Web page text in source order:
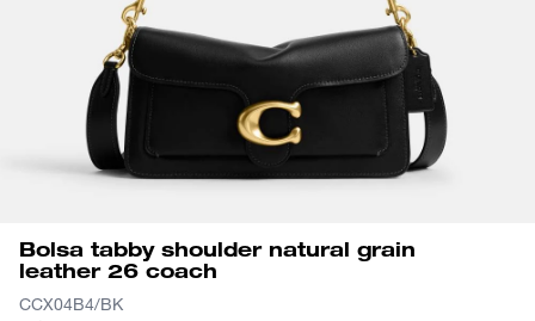
Bolsa tabby shoulder natural grain
leather 26 coach
CCX04B4/BK